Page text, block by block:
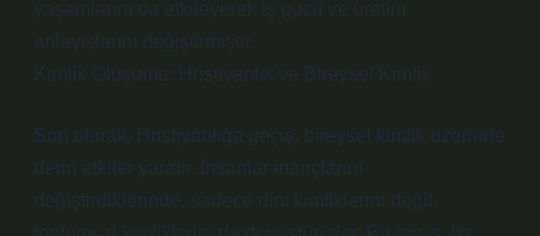
yaşamlarını da etkileyerek iş gücü ve üretim
anlayışlarını değiştirmiştir.
Kimlik Oluşumu: Hristiyanlık ve Bireysel Kimlik
Son olarak, Hristiyanlığa geçiş, bireysel kimlik üzerinde
derin etkiler yaratır. İnsanlar inançlarını
değiştirdiklerinde, sadece dini kimliklerini değil,